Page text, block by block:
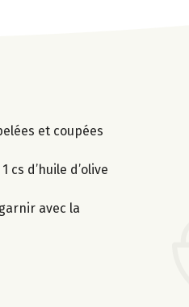
et coupées
d’huile d’olive
avec la